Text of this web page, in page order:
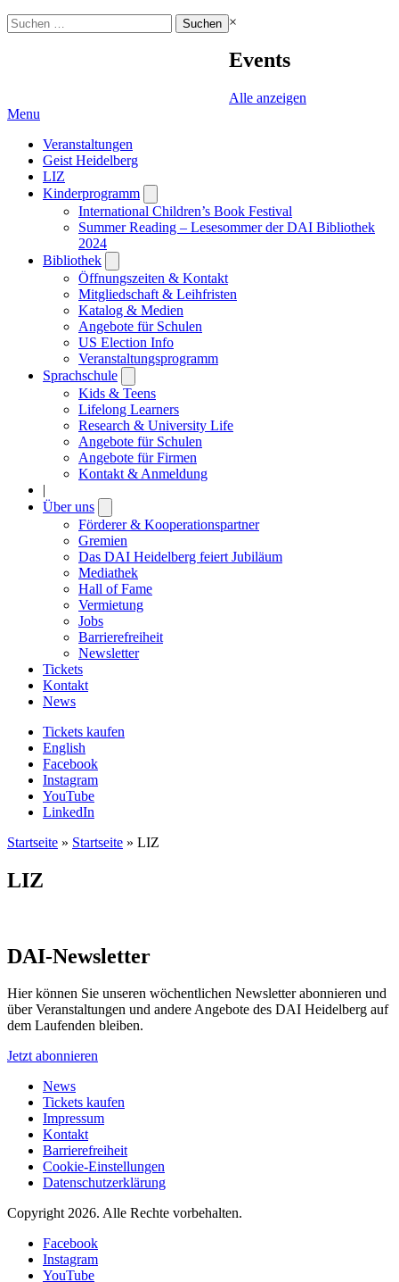
Suchen
nach:
×
Events
Alle anzeigen
Menu
Veranstaltungen
Geist Heidelberg
LIZ
Kinderprogramm
submenu
International Children’s Book Festival
Summer Reading – Lesesommer der DAI Bibliothek
2024
Bibliothek
submenu
Öffnungszeiten & Kontakt
Mitgliedschaft & Leihfristen
Katalog & Medien
Angebote für Schulen
US Election Info
Veranstaltungsprogramm
Sprachschule
submenu
Kids & Teens
Lifelong Learners
Research & University Life
Angebote für Schulen
Angebote für Firmen
Kontakt & Anmeldung
|
Über uns
submenu
Förderer & Kooperationspartner
Gremien
Das DAI Heidelberg feiert Jubiläum
Mediathek
Hall of Fame
Vermietung
Jobs
Barrierefreiheit
Newsletter
Tickets
Kontakt
News
Tickets kaufen
English
Facebook
Instagram
YouTube
LinkedIn
Startseite » Startseite » LIZ
LIZ
DAI-Newsletter
Hier können Sie unseren wöchentlichen Newsletter abonnieren und
über Veranstaltungen und andere Angebote des DAI Heidelberg auf
dem Laufenden bleiben.
Jetzt abonnieren
News
Tickets kaufen
Impressum
Kontakt
Barrierefreiheit
Cookie-Einstellungen
Datenschutzerklärung
Copyright 2026. Alle Rechte vorbehalten.
Facebook
Instagram
YouTube